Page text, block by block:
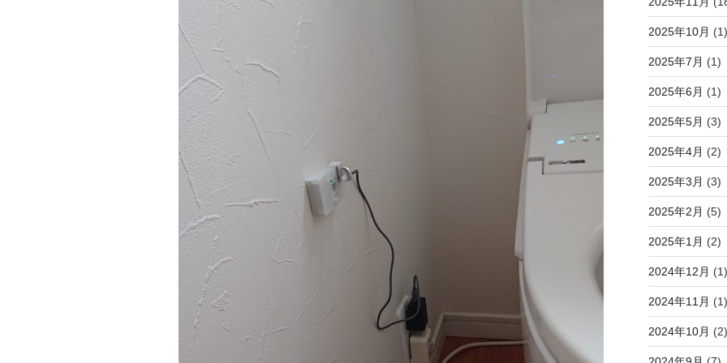
2025年10月 (1)
2025年7月 (1)
2025年6月 (1)
2025年5月 (3)
2025年4月 (2)
2025年3月 (3)
2025年2月 (5)
2025年1月 (2)
2024年12月 (1)
2024年11月 (1)
2024年10月 (2)